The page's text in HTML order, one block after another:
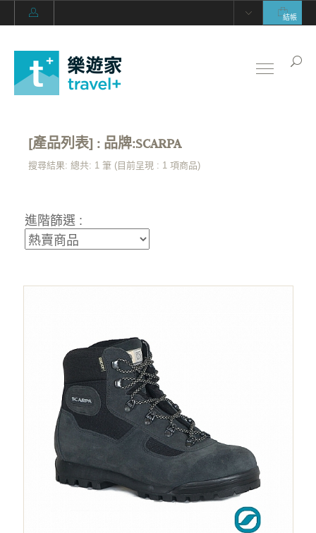
結帳
[產品列表] : 品牌:SCARPA
搜尋結果: 總共: 1 筆 (目前呈現 : 1 項商品)
進階篩選 :